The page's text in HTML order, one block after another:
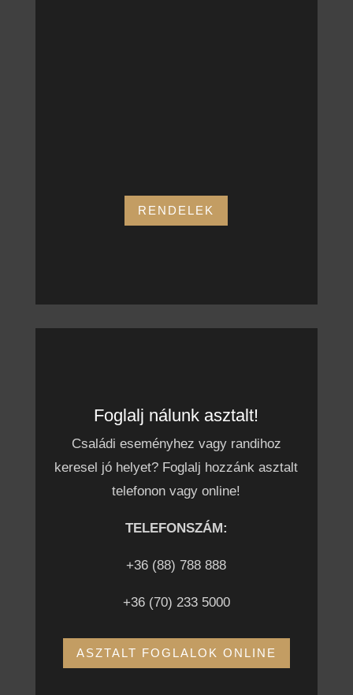
RENDELEK
Foglalj nálunk asztalt!
Családi eseményhez vagy randihoz
keresel jó helyet? Foglalj hozzánk asztalt
telefonon vagy online!
TELEFONSZÁM:
+36 (88) 788 888
+36 (70) 233 5000
ASZTALT FOGLALOK ONLINE